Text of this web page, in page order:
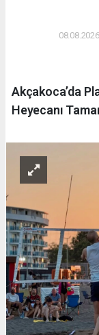
Akçakoca’da
Heyecanı